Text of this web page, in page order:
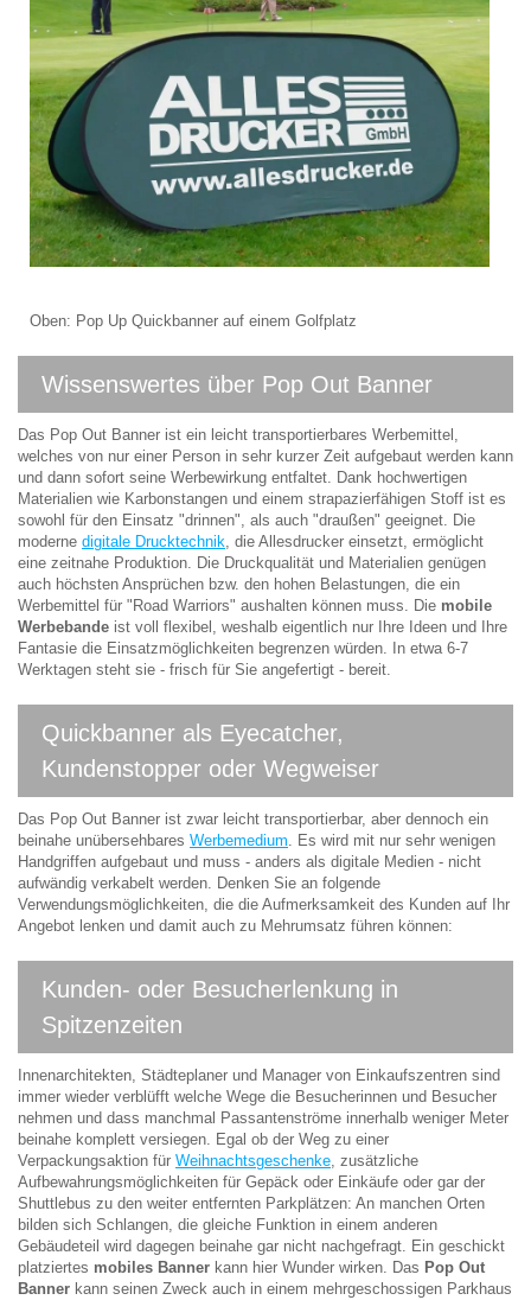
Oben: Pop Up Quickbanner auf einem Golfplatz
Wissenswertes über Pop Out Banner
Das Pop Out Banner ist ein leicht transportierbares Werbemittel,
welches von nur einer Person in sehr kurzer Zeit aufgebaut werden kann
und dann sofort seine Werbewirkung entfaltet. Dank hochwertigen
Materialien wie Karbonstangen und einem strapazierfähigen Stoff ist es
sowohl für den Einsatz "drinnen", als auch "draußen" geeignet. Die
moderne digitale Drucktechnik, die Allesdrucker einsetzt, ermöglicht
eine zeitnahe Produktion. Die Druckqualität und Materialien genügen
auch höchsten Ansprüchen bzw. den hohen Belastungen, die ein
Werbemittel für "Road Warriors" aushalten können muss. Die mobile
Werbebande ist voll flexibel, weshalb eigentlich nur Ihre Ideen und Ihre
Fantasie die Einsatzmöglichkeiten begrenzen würden. In etwa 6-7
Werktagen steht sie - frisch für Sie angefertigt - bereit.
Quickbanner als Eyecatcher,
Kundenstopper oder Wegweiser
Das Pop Out Banner ist zwar leicht transportierbar, aber dennoch ein
beinahe unübersehbares Werbemedium. Es wird mit nur sehr wenigen
Handgriffen aufgebaut und muss - anders als digitale Medien - nicht
aufwändig verkabelt werden. Denken Sie an folgende
Verwendungsmöglichkeiten, die die Aufmerksamkeit des Kunden auf Ihr
Angebot lenken und damit auch zu Mehrumsatz führen können:
Kunden- oder Besucherlenkung in
Spitzenzeiten
Innenarchitekten, Städteplaner und Manager von Einkaufszentren sind
immer wieder verblüfft welche Wege die Besucherinnen und Besucher
nehmen und dass manchmal Passantenströme innerhalb weniger Meter
beinahe komplett versiegen. Egal ob der Weg zu einer
Verpackungsaktion für Weihnachtsgeschenke, zusätzliche
Aufbewahrungsmöglichkeiten für Gepäck oder Einkäufe oder gar der
Shuttlebus zu den weiter entfernten Parkplätzen: An manchen Orten
bilden sich Schlangen, die gleiche Funktion in einem anderen
Gebäudeteil wird dagegen beinahe gar nicht nachgefragt. Ein geschickt
platziertes mobiles Banner kann hier Wunder wirken. Das Pop Out
Banner kann seinen Zweck auch in einem mehrgeschossigen Parkhaus